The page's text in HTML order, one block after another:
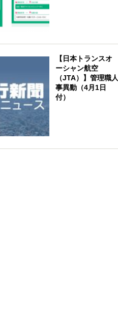
【日本トランスオ
ーシャン航空
（JTA）】管理職人
事異動（4月1日
付）